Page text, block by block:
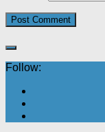
Follow: